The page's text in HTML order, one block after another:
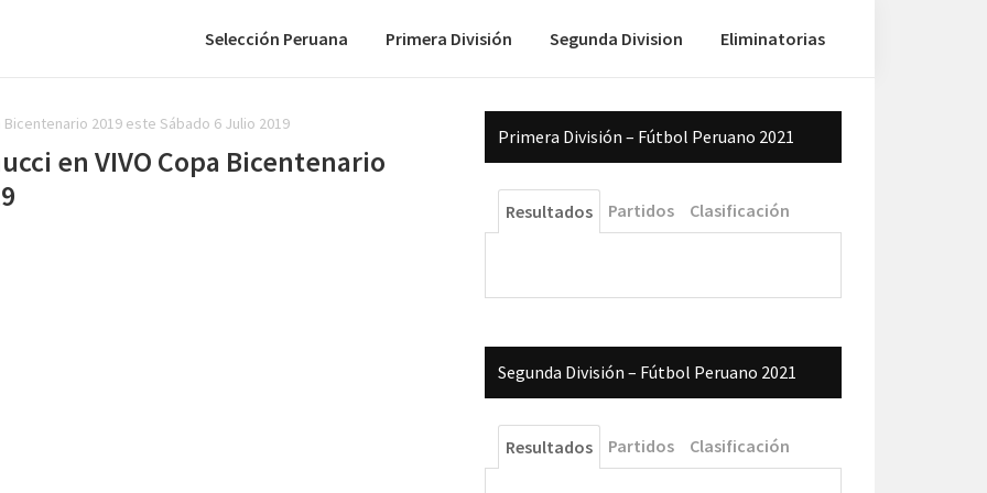
Selección Peruana Primera División Segunda Division Eliminatorias
2019 este Sábado 6 Julio 2019
en VIVO Copa Bicentenario
Barra
lateral
principal
Primera División – Fútbol Peruano 2021
Resultados Partidos Clasificación
Segunda División – Fútbol Peruano 2021
Resultados Partidos Clasificación